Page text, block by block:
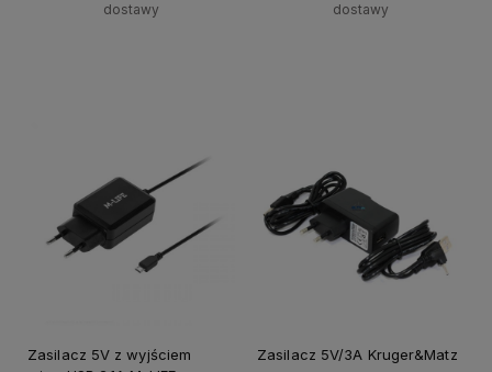
dostawy
dostawy
Zasilacz 5V z wyjściem
Zasilacz 5V/3A Kruger&Matz